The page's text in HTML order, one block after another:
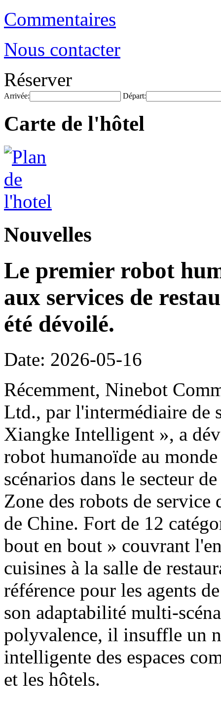
Commentaires
Nous contacter
Réserver
Arrivée: Départ:
Carte de l'hôtel
Nouvelles
Le premier robot
aux services de
été dévoilé.
Date: 2026-05-16
Récemment, Ninebot
Ltd., par l'intermédiaire de
Xiangke Intelligent », a
robot humanoïde au
scénarios dans le secteur
Zone des robots de
de Chine. Fort de 12
bout en bout » couvrant
cuisines à la salle de
référence pour les agents
son adaptabilité multi-
polyvalence, il insuffle un
intelligente des espaces
et les hôtels.